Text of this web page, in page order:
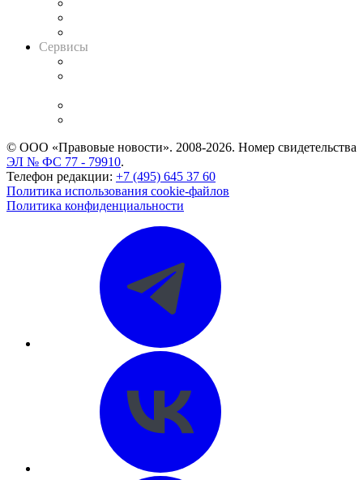
Сервисы
© ООО «Правовые новости». 2008-2026. Номер свидетельства
ЭЛ № ФС 77 - 79910.
Телефон редакции: +7 (495) 645 37 60
Политика использования cookie-файлов
Политика конфиденциальности